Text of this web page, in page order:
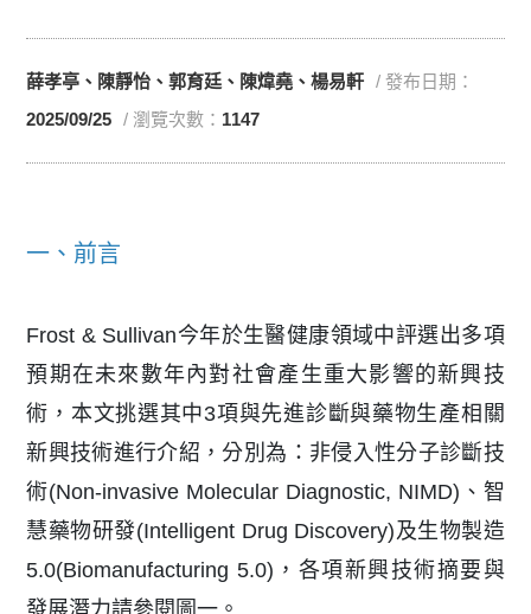
薛孝亭、陳靜怡、郭育廷、陳煒堯、楊易軒
/ 發布日期：
2025/09/25
/ 瀏覽次數： 1147
一、前言
Frost & Sullivan今年於生醫健康領域中評選出多項
預期在未來數年內對社會產生重大影響的新興技
術，本文挑選其中3項與先進診斷與藥物生產相關
新興技術進行介紹，分別為：非侵入性分子診斷技
術(Non-invasive Molecular Diagnostic, NIMD)、智
慧藥物研發(Intelligent Drug Discovery)及生物製造
5.0(Biomanufacturing 5.0)，各項新興技術摘要與
發展潛力請參閱圖一。